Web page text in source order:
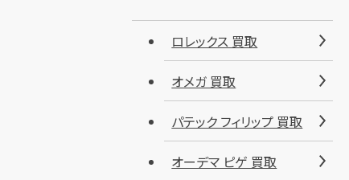
ロレックス 買取
オメガ 買取
パテック フィリップ 買取
オーデマ ピゲ 買取